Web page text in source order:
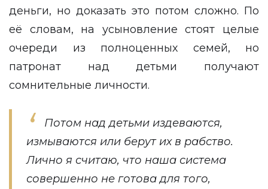
деньги, но доказать это потом сложно. По
её словам, на усыновление стоят целые
очереди из полноценных семей, но
патронат над детьми получают
сомнительные личности.
Потом над детьми издеваются,
измываются или берут их в рабство.
Лично я считаю, что наша система
совершенно не готова для того,